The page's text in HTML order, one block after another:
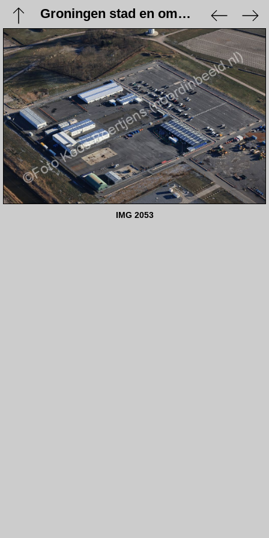
Groningen stad en omgeving - 9 januari 2024
IMG 2053